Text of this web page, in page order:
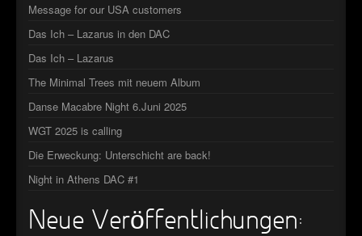
►
Message for our USA customers
Das Ich – Lazarus in den DAC
Das Ich – Lazarus
The Minimal Trees mit neuem Album
Danse Macabre Night 6.Juni 2025
WGT 2025 is calling
Die Erweckung: Unterschicht are back!
Night in Athens DAC #1
Neue Veröffentlichungen: